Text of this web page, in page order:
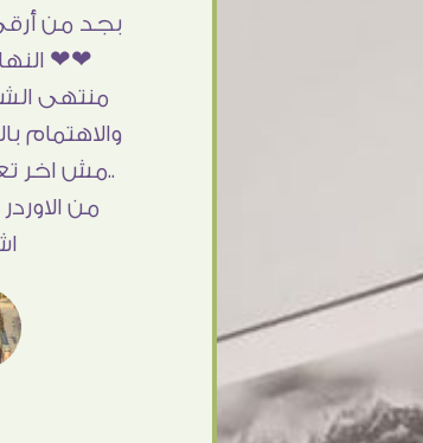
Doaa Elsayd
القاهرة - مصر
بجد من
❤❤
منتهى
والاهتمام
..مش اخر
من